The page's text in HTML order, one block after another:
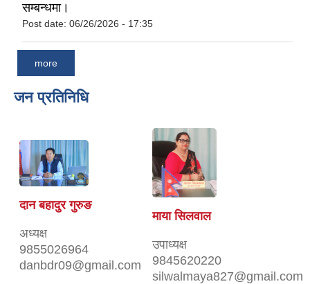
सम्बन्धमा।
Post date: 06/26/2026 - 17:35
more
जन प्रतिनिधि
दान बहादुर गुरुङ
अध्यक्ष
9855026964
danbdr09@gmail.com
माया सिलवाल
उपाध्यक्ष
9845620220
silwalmaya827@gmail.com